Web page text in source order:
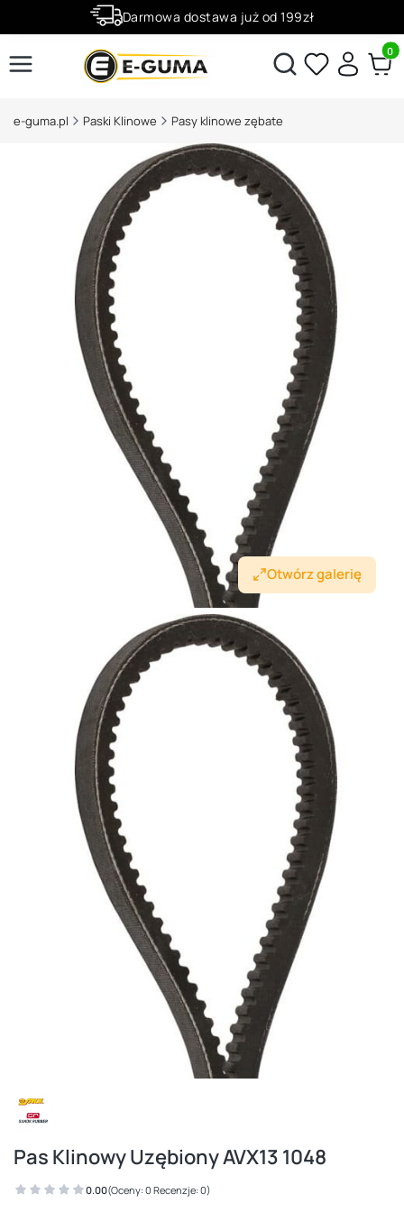
Darmowa dostawa już od 199zł
Rabaty -50% na wybrane produktyOtwórz wyszukiwarkę
e-guma.pl Paski Klinowe Pasy klinowe zębate
Otwórz galerię
Pas Klinowy Uzębiony AVX13 1048
0.00(Oceny: 0 Recenzje: 0)